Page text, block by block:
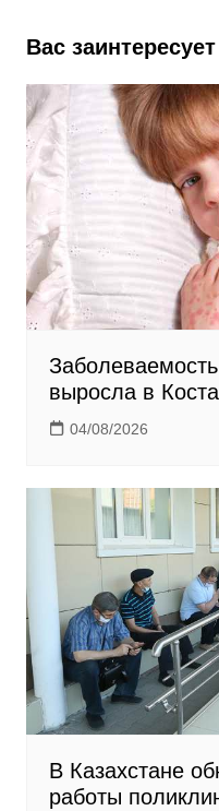
k
s
i
Вас заинтересует
выросла в
04/08/2026
В Казахстане
работы